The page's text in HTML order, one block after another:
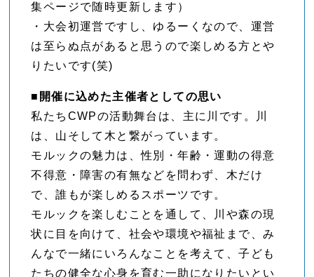
集ページで随時更新します）
・大会初運営ですし、ゆるーくなので、運営
は至らぬ点があると思うので楽しめる方とや
りたいです(笑)
■開催に込めた主催者としての思い
私たちCWPの活動舞台は、主に川です。川
は、山そして木と繋がっています。
モルックの魅力は、性別・年齢・運動の得意
不得意・障害の有無などを問わず、木だけ
で、誰もが楽しめるスポーツです。
モルックを楽しむことを通して、川や森の現
状に目を向けて、社会や環境や福祉まで、み
んなで一緒にいろんなことを考えて、子ども
たちの健全な心身を育む一助になりたいとい